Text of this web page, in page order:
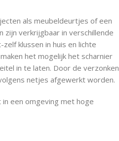
als meubeldeurtjes of een
zijn verkrijgbaar in verschillende
klussen in huis en lichte
het mogelijk het scharnier
in te laten. Door de verzonken
netjes afgewerkt worden.
een omgeving met hoge